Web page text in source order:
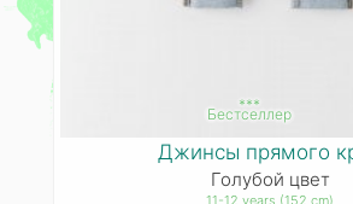
***
Бестселлер
Джинсы прямого
Голубой цвет
11-12 years (152 cm)